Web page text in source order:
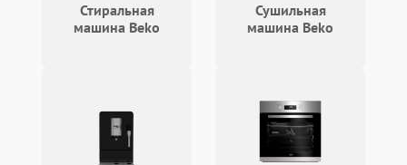
Стиральная
машина Beko
Сушильная
машина Beko